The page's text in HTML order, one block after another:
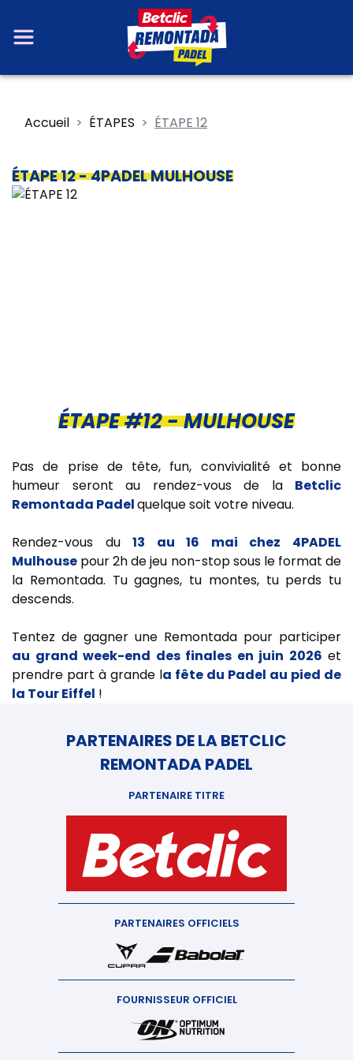
Accueil ÉTAPES ÉTAPE 12
ÉTAPE 12- 4PADEL MULHOUSE
ÉTAPE #12 - MULHOUSE
Pas de prise de tête, fun, convivialité et bonne
humeur seront au rendez-vous de la Betclic
Remontada Padelquelque soit votre niveau.
Rendez-vous du13 au 16 mai chez 4PADEL
Mulhouse pour 2h de jeu non-stop sous le format de
la Remontada. Tu gagnes, tu montes, tu perds tu
descends.
Tentez de gagner une Remontada pour participer
au grand week-end des finales en juin 2026 et
prendre part à grande la fête du Padel au pied de
la Tour Eiffel !
PARTENAIRES DE LA BETCLIC
REMONTADA PADEL
PARTENAIRE TITRE
PARTENAIRES OFFICIELS
FOURNISSEUR OFFICIEL